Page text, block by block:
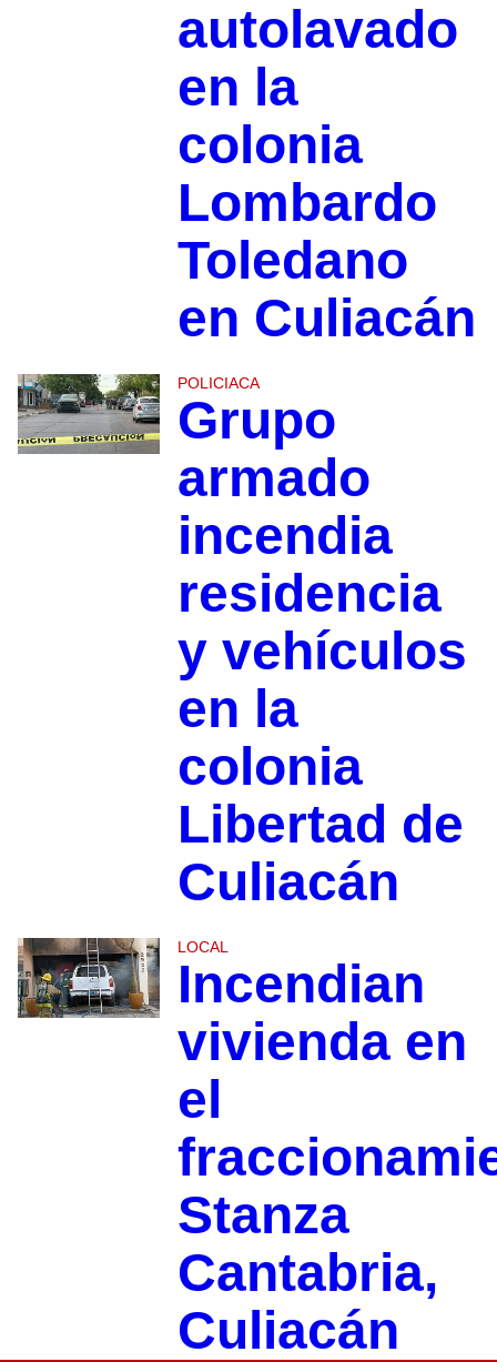
autolavado
en la
colonia
Lombardo
Toledano
en Culiacán
POLICIACA
Grupo
armado
incendia
residencia
y vehículos
en la
colonia
Libertad de
Culiacán
LOCAL
Incendian
vivienda en
el
Stanza
Cantabria,
Culiacán